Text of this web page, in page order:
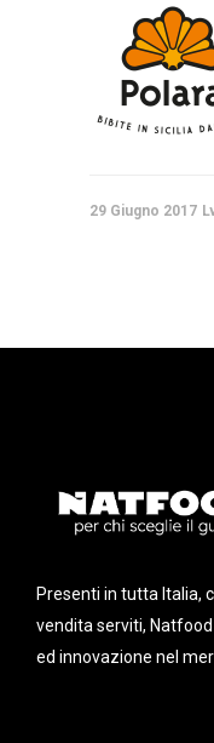
29 Giugno 2017
Presenti in tutta Italia,
vendita serviti,
ed innovazione nel